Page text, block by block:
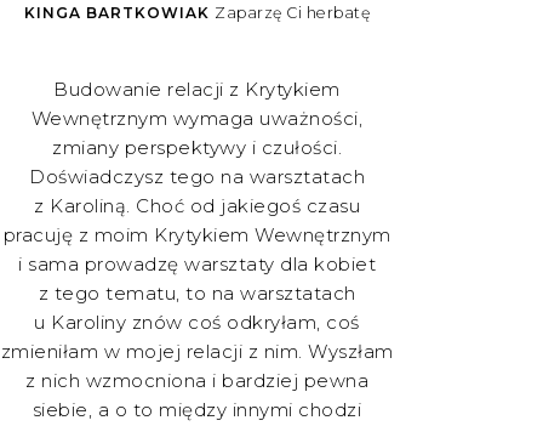
KINGA BARTKOWIAK Zaparzę Ci herbatę
Budowanie relacji z Krytykiem
Wewnętrznym wymaga uważności,
zmiany perspektywy i czułości.
Doświadczysz tego na warsztatach
z Karoliną. Choć od jakiegoś czasu
pracuję z moim Krytykiem Wewnętrznym
i sama prowadzę warsztaty dla kobiet
z tego tematu, to na warsztatach
u Karoliny znów coś odkryłam, coś
zmieniłam w mojej relacji z nim. Wyszłam
z nich wzmocniona i bardziej pewna
siebie, a o to między innymi chodzi